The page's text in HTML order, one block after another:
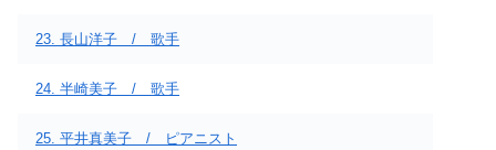
23. 長山洋子 / 歌手
24. 半崎美子 / 歌手
25. 平井真美子 / ピアニスト